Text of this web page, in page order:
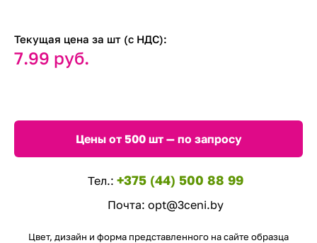
Текущая цена за шт (с НДС):
7.99 руб.
Цены от 500 шт — по запросу
Тел.: +375 (44) 500 88 99
Почта: opt@3ceni.by
Цвет, дизайн и форма представленного на сайте образца